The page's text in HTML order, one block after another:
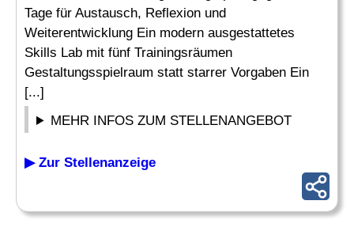
Tage für Austausch, Reflexion und
Weiterentwicklung Ein modern ausgestattetes
Skills Lab mit fünf Trainingsräumen
Gestaltungsspielraum statt starrer Vorgaben Ein
[...]
MEHR INFOS ZUM STELLENANGEBOT
▶ Zur Stellenanzeige